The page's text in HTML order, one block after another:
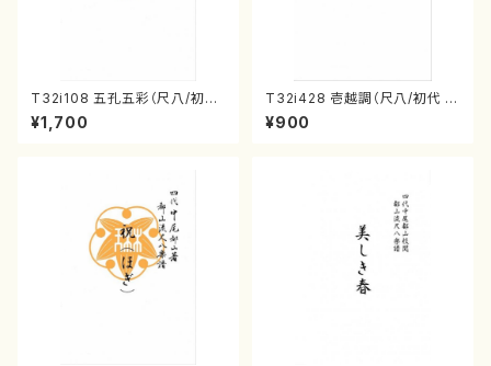
T32i108 五孔五彩（尺八/初代
石垣征山/尺八/都山式譜）都山
流公刊楽譜曲番:557
¥1,700
T32i428 壱越調（尺八/初代 中
村双葉/楽譜）都山流公刊楽譜曲
番:2133
¥900